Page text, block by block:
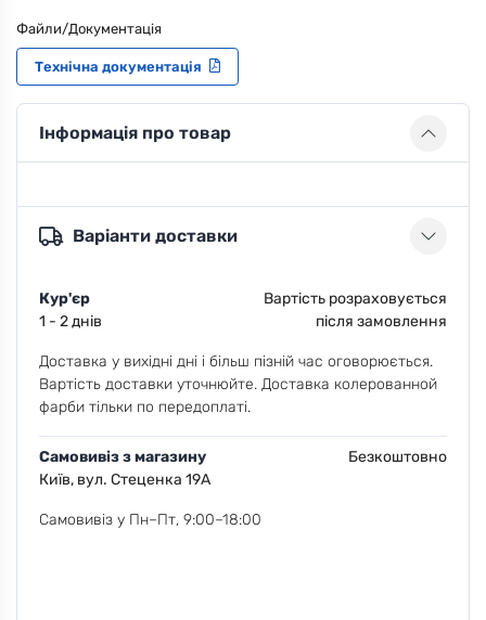
Файли/Документація
Технічна документація
Інформація про товар
Варіанти доставки
Кур'єр
1 - 2 днів
Вартість розраховується
після замовлення
Доставка у вихідні дні і більш пізній час оговорюється.
Вартість доставки уточнюйте. Доставка колерованной
фарби тільки по передоплаті.
Самовивіз з магазину
Київ, вул. Стеценка 19А
Безкоштовно
Самовивіз у Пн–Пт, 9:00–18:00